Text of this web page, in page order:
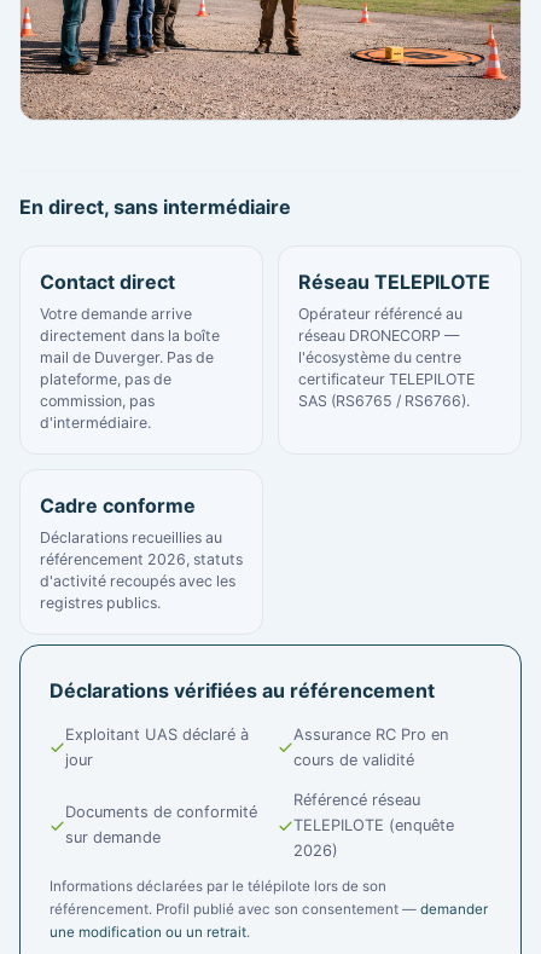
En direct, sans intermédiaire
Contact direct
Votre demande arrive
directement dans la boîte
mail de Duverger. Pas de
plateforme, pas de
commission, pas
d'intermédiaire.
Réseau TELEPILOTE
Opérateur référencé au
réseau DRONECORP —
l'écosystème du centre
certificateur TELEPILOTE
SAS (RS6765 / RS6766).
Cadre conforme
Déclarations recueillies au
référencement 2026, statuts
d'activité recoupés avec les
registres publics.
Déclarations vérifiées au référencement
Exploitant UAS déclaré à
jour
Assurance RC Pro en
cours de validité
Documents de conformité
sur demande
Référencé réseau
TELEPILOTE (enquête
2026)
Informations déclarées par le télépilote lors de son
référencement. Profil publié avec son consentement — demander
une modification ou un retrait.